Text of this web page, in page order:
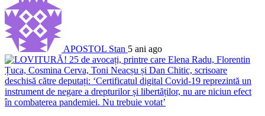
APOSTOL Stan 5 ani ago